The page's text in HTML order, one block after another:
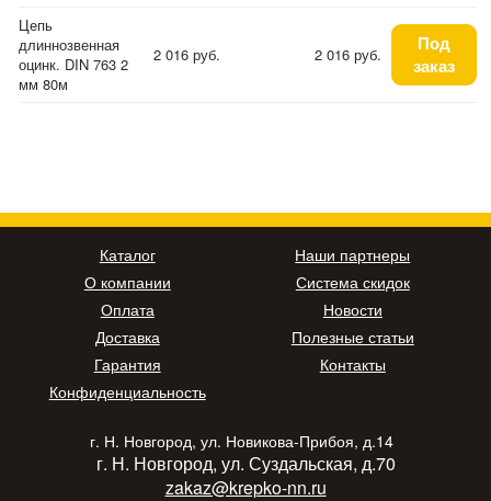
Цепь
длиннозвенная
оцинк. DIN 763 2
мм 80м
2 016 руб. 2 016 руб.
Под
заказ
Каталог
О компании
Оплата
Доставка
Гарантия
Конфиденциальность
Наши партнеры
Система скидок
Новости
Полезные статьи
Контакты
г. Н. Новгород, ул. Новикова-Прибоя, д.14
г. Н. Новгород, ул. Суздальская, д.70
zakaz@krepko-nn.ru